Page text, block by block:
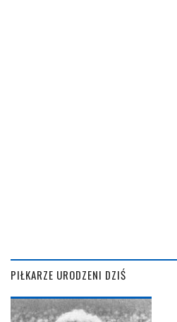
PIŁKARZE URODZENI DZIŚ